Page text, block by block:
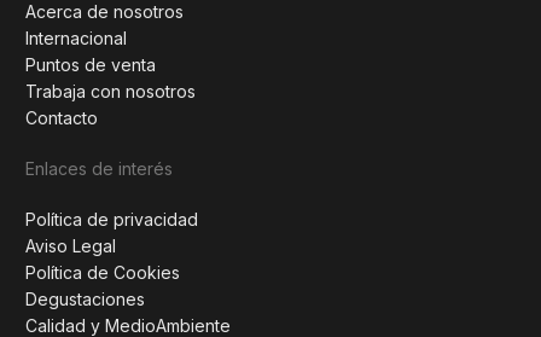
Acerca de nosotros
Internacional
Puntos de venta
Trabaja con nosotros
Contacto
Enlaces de interés
Política de privacidad
Aviso Legal
Política de Cookies
Degustaciones
Calidad y MedioAmbiente